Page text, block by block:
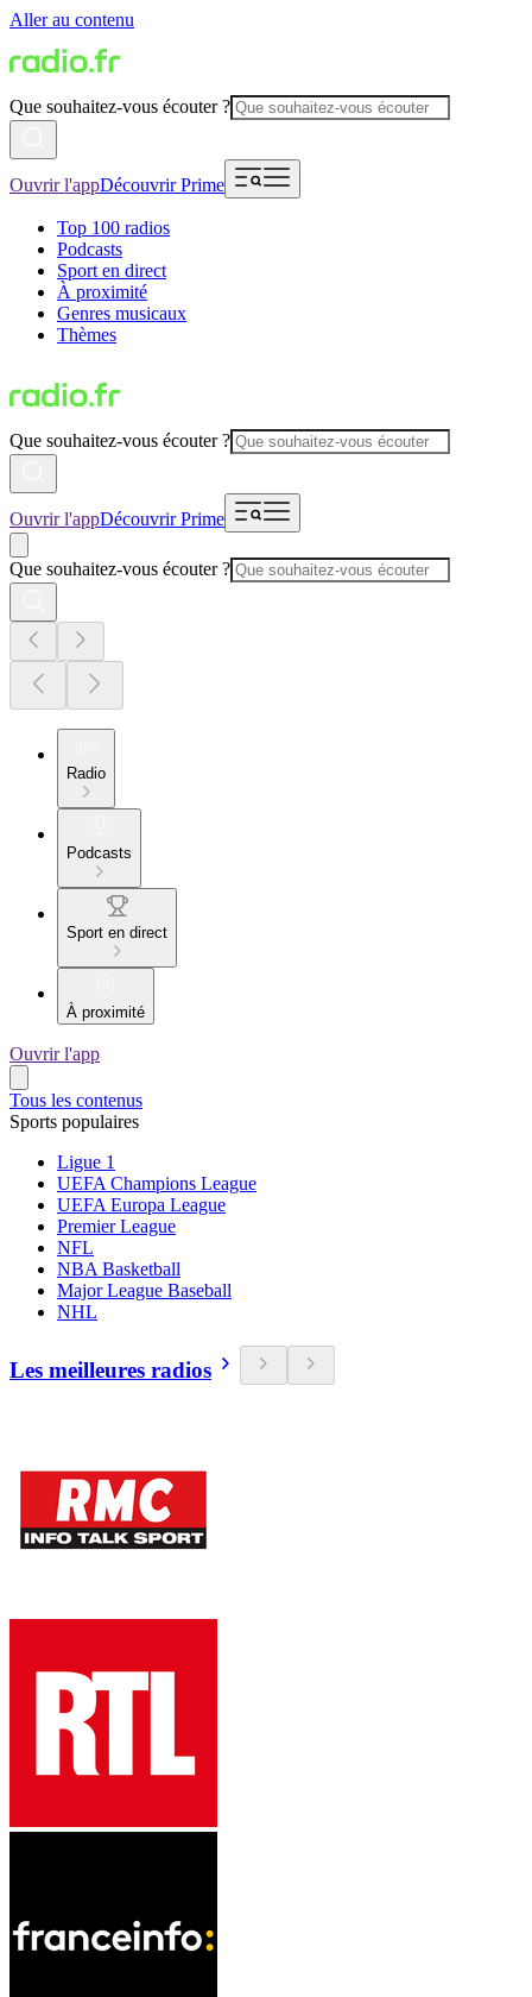
Aller au contenu
Que souhaitez-vous écouter ?
Ouvrir l'appDécouvrir Prime
Top 100 radios
Podcasts
Sport en direct
À proximité
Genres musicaux
Thèmes
Que souhaitez-vous écouter ?
Ouvrir l'appDécouvrir Prime
Que souhaitez-vous écouter ?
Radio
Podcasts
Sport en direct
À proximité
Ouvrir l'app
Tous les contenus
Sports populaires
Ligue 1
UEFA Champions League
UEFA Europa League
Premier League
NFL
NBA Basketball
Major League Baseball
NHL
Les meilleures radios